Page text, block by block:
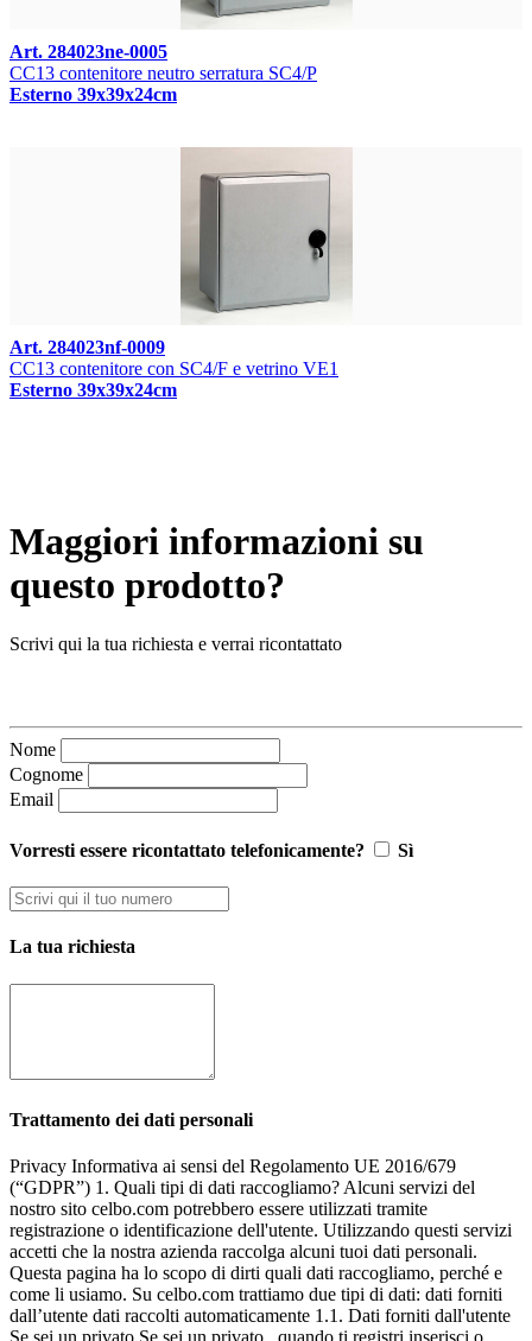
Art. 284023ne-0005
CC13 contenitore neutro serratura SC4/P
Esterno 39x39x24cm
Art. 284023nf-0009
CC13 contenitore con SC4/F e vetrino VE1
Esterno 39x39x24cm
Maggiori informazioni su
questo prodotto?
Scrivi qui la tua richiesta e verrai ricontattato
Nome
Cognome
Email
Vorresti essere ricontattato telefonicamente? Sì
La tua richiesta
Trattamento dei dati personali
Privacy Informativa ai sensi del Regolamento UE 2016/679 (“GDPR”) 1. Quali tipi di dati raccogliamo? Alcuni servizi del nostro sito celbo.com potrebbero essere utilizzati tramite registrazione o identificazione dell'utente. Utilizzando questi servizi accetti che la nostra azienda raccolga alcuni tuoi dati personali. Questa pagina ha lo scopo di dirti quali dati raccogliamo, perché e come li usiamo. Su celbo.com trattiamo due tipi di dati: dati forniti dall’utente dati raccolti automaticamente 1.1. Dati forniti dall'utente Se sei un privato Se sei un privato , quando ti registri inserisci o rispondi ad un annuncio ti chiediamo di fornirci alcuni dati che servono per poter usufruire del nostro servizio. Questi sono, ad esempio, i dati che ti chiediamo: Nomeindirizzo fisicoindirizzo emailnumero di telefonoCodice fiscaleCittàProvincia Dati di terzi Se fornisci dati personali di terzi, come ad esempio quelli dei tuoi familiari o amici, devi essere sicuro che questi soggetti siano stati adeguatamente informati e abbiano acconsentito al relativo trattamento nelle modalità descritte dalla presente informativa. Dati di minori di anni 16 Se hai meno di 16 anni non puoi fornirci alcun dato personale né puoi registrarti su celbo.com , ed in ogni caso non assumiamo responsabilità per eventuali dichiarazioni mendaci da te fornite. Qualora ci accorgessimo dell’esistenza di dichiarazioni non veritiere procederemo con la cancellazione immediata di ogni dato personale acquisito. Se sei un professionista Se sei un'azienda o un professionista , oltre a quanto richiesto ad un utente privato ti potrebbero venire richiesti dei dati ulteriori: ragione socialepartita Ivanome referentecategoria professionale 1.2. Dati raccolti automaticamente Raccogliamo i seguenti dati mediante i servizi che utilizzi: dati tecnici: ad esempio indirizzo IP, tipo di browser, informazioni sul tuo computer, dati relativi alla posizione attuale (approssimativa) dello strumento che stai utilizzando; dati raccolti utilizzando i cookie o tecnologie similari: per informazioni, visita la sezione Cookie. 2. Come utilizziamo i dati raccolti? Utilizziamo i dati raccolti per offrirti il nostro servizio, per informarti sulle attività commerciali nostre e dei nostri partner. 2.1. Per garantirti l’accesso ai nostri servizi migliorandone l’erogazione Utilizziamo i tuoi dati per garantirti l’accesso ai nostri servizi tra cui: Registrazione e creazione utenteModifica dati anagraficiComunicazioni connesse all’erogazione del servizioPreventivazioneVenditaAttività di natura amministrativa, finanziaria o contabilerilevamento della tua posizione approssimativa per facilitare la fruizione di alcune funzioni del servizio Elaboriamo i dati raccolti, qualora tu ci abbia fornito espressamente il consenso, per analizzare le tue abitudini o scelte di consumo al fine di proporti un servizio sempre più personalizzato ed in linea con i tuoi interessi e di migliorare la nostra offerta commerciale. 2.2. Per informarti riguardo alle nostre attività commerciali Utilizziamo i dati raccolti, qualora tu ci abbia fornito espressamente il consenso, per informarti riguardo ad attività promozionali che potrebbero interessarti. In particolare li utilizziamo per: comunicarti attività promozionali, commerciali e pubblicitarie su eventi, iniziative o partnership di celbo.com , tramite posta elettronica, invio SMS, notifiche push o per telefonate tramite operatore, servizio di customer care. fare attività di analisi e di reportistica connessa ai sistemi di comunicazione promozionale, come ad esempio il rilevamento del numero delle e-mail aperte, dei click effettuati sui link presenti all’interno della comunicazione, la tipologia del dispositivo utilizzato per leggere la comunicazione ed il relativo sistema operativo o l’elenco dei disiscritti alla newsletter. 3. Il conferimento dei dati è obbligatorio? Il conferimento dei dati personali è obbligatorio solo per i trattamenti necessari all’erogazione dei servizi offerti da celbo.com (l’eventuale rifiuto per finalità di erogazione del servizio rende impossibile l’utilizzo del servizio stesso); è invece facoltativo per le finalità promozionali e di profilazione e l’eventuale rifiuto di prestare il consenso non ha conseguenze negative sull’erogazione del servizio offerto nell’ambito del sito web celbo.com 4. Chi sono i soggetti del trattamento? 4.1. Titolare del trattamento Titolare del trattamento è Celbo SpA in persona del suo legale rappresentante pro-tempore, con sede legale Via Filippo Turati 747 - 47522 Pievesestina di Cesena () - P.I.03841590403 - C.F.03841590403 4.2. Soggetti a cui possono essere comunicati dati personali I dati raccolti nell’ambito dell’erogazione del servizio potranno essere comunicati a: società che svolgono funzioni strettamente connesse e strumentali all’operatività – anche tecnica – dei servizi di celbo.com , quali ad esempio fornitori di servizi di direct marketing e di customer care, società che erog